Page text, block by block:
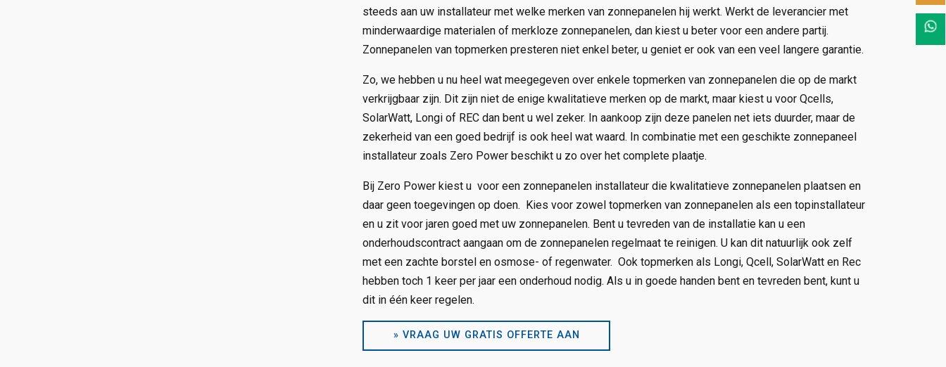
steeds aan uw installateur met welke merken van zonnepanelen hij werkt. Werkt de leverancier met
minderwaardige materialen of merkloze zonnepanelen, dan kiest u beter voor een andere partij.
Zonnepanelen van topmerken presteren niet enkel beter, u geniet er ook van een veel langere garantie.
Zo, we hebben u nu heel wat meegegeven over enkele topmerken van zonnepanelen die op de markt
verkrijgbaar zijn. Dit zijn niet de enige kwalitatieve merken op de markt, maar kiest u voor Qcells,
SolarWatt, Longi of REC dan bent u wel zeker. In aankoop zijn deze panelen net iets duurder, maar de
zekerheid van een goed bedrijf is ook heel wat waard. In combinatie met een geschikte zonnepaneel
installateur zoals Zero Power beschikt u zo over het complete plaatje.
Bij Zero Power kiest u voor een zonnepanelen installateur die kwalitatieve zonnepanelen plaatsen en
daar geen toegevingen op doen. Kies voor zowel topmerken van zonnepanelen als een topinstallateur
en u zit voor jaren goed met uw zonnepanelen. Bent u tevreden van de installatie kan u een
onderhoudscontract aangaan om de zonnepanelen regelmaat te reinigen. U kan dit natuurlijk ook zelf
met een zachte borstel en osmose- of regenwater. Ook topmerken als Longi, Qcell, SolarWatt en Rec
hebben toch 1 keer per jaar een onderhoud nodig. Als u in goede handen bent en tevreden bent, kunt u
dit in één keer regelen.
» VRAAG UW GRATIS OFFERTE AAN